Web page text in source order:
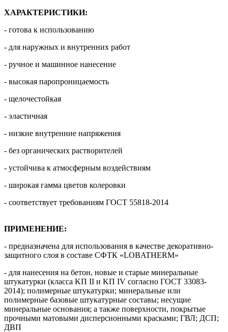
ХАРАКТЕРИСТИКИ:
- готова к использованию
- для наружных и внутренних работ
- ручное и машинное нанесение
- высокая паропроницаемость
- щелочестойкая
- эластичная
- низкие внутренние напряжения
- без органических растворителей
- устойчива к атмосферным воздействиям
- широкая гамма цветов колеровки
- соответствует требованиям ГОСТ 55818-2014
ПРИМЕНЕНИЕ:
- предназначена для использования в качестве декоративно-
защитного слоя в составе СФТК «LOBATHERM»
- для нанесения на бетон, новые и старые минеральные
штукатурки (класса KП II и KП IV согласно ГОСТ 33083-
2014); полимерные штукатурки; минеральные или
полимерные базовые штукатурные составы; несущие
минеральные основания; а также поверхности, покрытые
прочными матовыми дисперсионными красками; ГВЛ; ДСП;
ДВП